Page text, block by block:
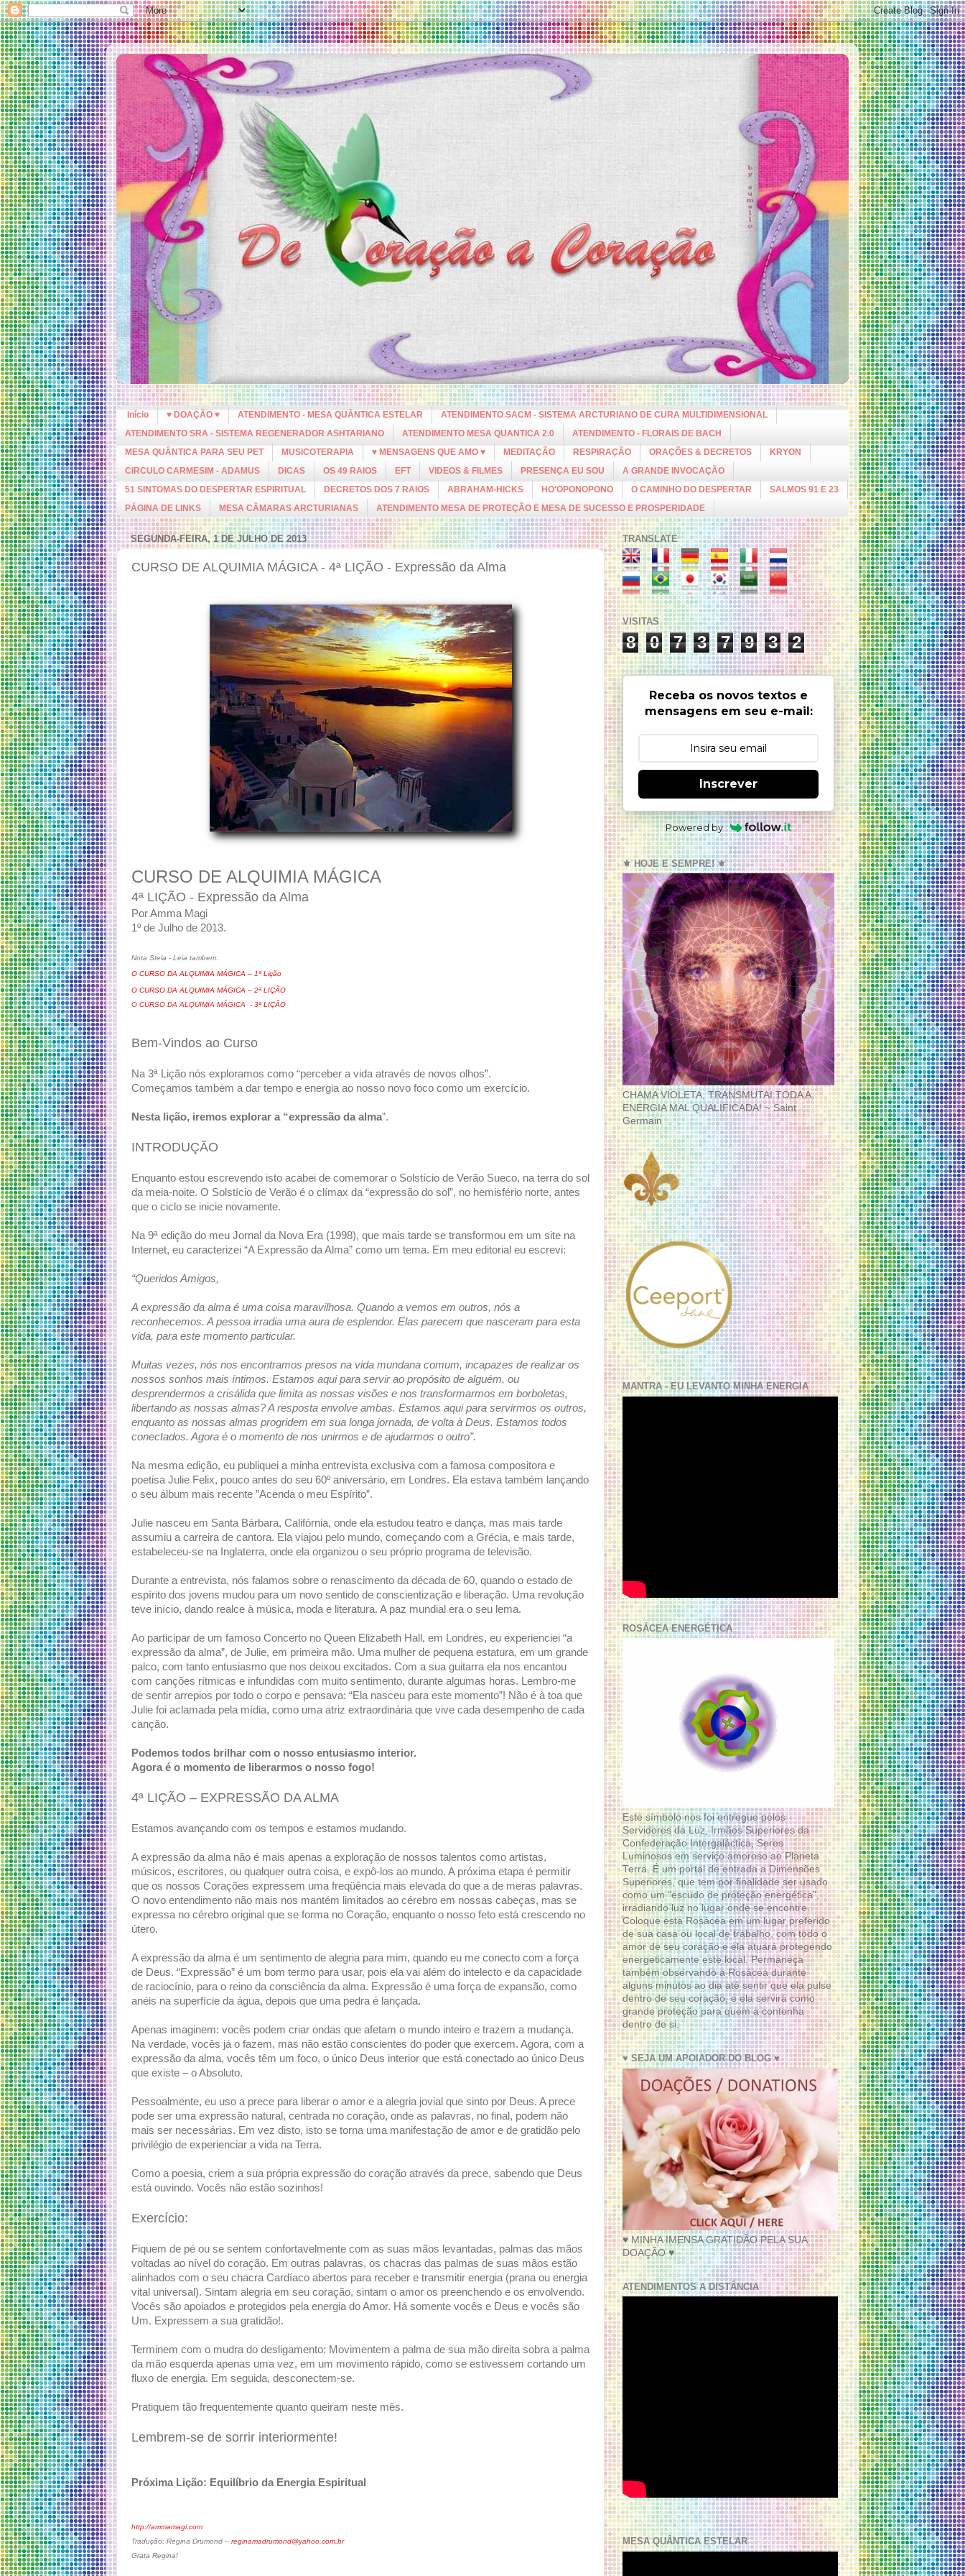
Início ♥ DOAÇÃO ♥ ATENDIMENTO - MESA QUÂNTICA ESTELAR
ATENDIMENTO SACM - SISTEMA ARCTURIANO DE CURA MULTIDIMENSIONAL
ATENDIMENTO SRA - SISTEMA REGENERADOR ASHTARIANO
ATENDIMENTO MESA QUANTICA 2.0
ATENDIMENTO - FLORAIS DE BACH
MESA QUÂNTICA PARA SEU PET
MUSICOTERAPIA ♥ MENSAGENS QUE AMO ♥ MEDITAÇÃO RESPIRAÇÃO ORAÇÕES & DECRETOS
KRYON
CIRCULO CARMESIM - ADAMUS
DICAS OS 49 RAIOS EFT VIDEOS & FILMES PRESENÇA EU SOU
A GRANDE INVOCAÇÃO
51 SINTOMAS DO DESPERTAR ESPIRITUAL
DECRETOS DOS 7 RAIOS ABRAHAM-HICKS HO'OPONOPONO O CAMINHO DO DESPERTAR
SALMOS 91 E 23
PÁGINA DE LINKS
MESA CÂMARAS ARCTURIANAS ATENDIMENTO MESA DE PROTEÇÃO E MESA DE SUCESSO E PROSPERIDADE
SEGUNDA-FEIRA, 1 DE JULHO DE 2013
CURSO DE ALQUIMIA MÁGICA - 4ª LIÇÃO - Expressão da Alma
CURSO DE ALQUIMIA MÁGICA
4ª LIÇÃO - Expressão da Alma
Por Amma Magi
1º de Julho de 2013.
Nota Stela - Leia tambem:
O CURSO DA ALQUIMIA MÁGICA – 1ª Lição
O CURSO DA ALQUIMIA MÁGICA – 2ª LIÇÃO
O CURSO DA ALQUIMIA MÁGICA - 3ª LIÇÃO
Bem-Vindos ao Curso
Na 3ª Lição nós exploramos como “perceber a vida através de novos olhos”.
Começamos também a dar tempo e energia ao nosso novo foco como um exercício.
Nesta lição, iremos explorar a “expressão da alma”.
INTRODUÇÃO
Enquanto estou escrevendo isto acabei de comemorar o Solstício de Verão Sueco, na terra do sol
da meia-noite. O Solstício de Verão é o clímax da “expressão do sol”, no hemisfério norte, antes
que o ciclo se inicie novamente.
Na 9ª edição do meu Jornal da Nova Era (1998), que mais tarde se transformou em um site na
Internet, eu caracterizei “A Expressão da Alma” como um tema. Em meu editorial eu escrevi:
“Queridos Amigos,
A expressão da alma é uma coisa maravilhosa. Quando a vemos em outros, nós a
reconhecemos. A pessoa irradia uma aura de esplendor. Elas parecem que nasceram para esta
vida, para este momento particular.
Muitas vezes, nós nos encontramos presos na vida mundana comum, incapazes de realizar os
nossos sonhos mais íntimos. Estamos aqui para servir ao propósito de alguém, ou
desprendermos a crisálida que limita as nossas visões e nos transformarmos em borboletas,
libertando as nossas almas? A resposta envolve ambas. Estamos aqui para servirmos os outros,
enquanto as nossas almas progridem em sua longa jornada, de volta à Deus. Estamos todos
conectados. Agora é o momento de nos unirmos e de ajudarmos o outro”.
Na mesma edição, eu publiquei a minha entrevista exclusiva com a famosa compositora e
poetisa Julie Felix, pouco antes do seu 60º aniversário, em Londres. Ela estava também lançando
o seu álbum mais recente ”Acenda o meu Espírito”.
Julie nasceu em Santa Bárbara, Califórnia, onde ela estudou teatro e dança, mas mais tarde
assumiu a carreira de cantora. Ela viajou pelo mundo, começando com a Grécia, e mais tarde,
estabeleceu-se na Inglaterra, onde ela organizou o seu próprio programa de televisão.
Durante a entrevista, nós falamos sobre o renascimento da década de 60, quando o estado de
espírito dos jovens mudou para um novo sentido de conscientização e liberação. Uma revolução
teve início, dando realce à música, moda e literatura. A paz mundial era o seu lema.
Ao participar de um famoso Concerto no Queen Elizabeth Hall, em Londres, eu experienciei “a
expressão da alma”, de Julie, em primeira mão. Uma mulher de pequena estatura, em um grande
palco, com tanto entusiasmo que nos deixou excitados. Com a sua guitarra ela nos encantou
com canções rítmicas e infundidas com muito sentimento, durante algumas horas. Lembro-me
de sentir arrepios por todo o corpo e pensava: “Ela nasceu para este momento”! Não é à toa que
Julie foi aclamada pela mídia, como uma atriz extraordinária que vive cada desempenho de cada
canção.
Podemos todos brilhar com o nosso entusiasmo interior.
Agora é o momento de liberarmos o nosso fogo!
4ª LIÇÃO – EXPRESSÃO DA ALMA
Estamos avançando com os tempos e estamos mudando.
A expressão da alma não é mais apenas a exploração de nossos talentos como artistas,
músicos, escritores, ou qualquer outra coisa, e expô-los ao mundo. A próxima etapa é permitir
que os nossos Corações expressem uma freqüência mais elevada do que a de meras palavras.
O novo entendimento não mais nos mantém limitados ao cérebro em nossas cabeças, mas se
expressa no cérebro original que se forma no Coração, enquanto o nosso feto está crescendo no
útero.
A expressão da alma é um sentimento de alegria para mim, quando eu me conecto com a força
de Deus. “Expressão” é um bom termo para usar, pois ela vai além do intelecto e da capacidade
de raciocínio, para o reino da consciência da alma. Expressão é uma força de expansão, como
anéis na superfície da água, depois que uma pedra é lançada.
Apenas imaginem: vocês podem criar ondas que afetam o mundo inteiro e trazem a mudança.
Na verdade, vocês já o fazem, mas não estão conscientes do poder que exercem. Agora, com a
expressão da alma, vocês têm um foco, o único Deus interior que está conectado ao único Deus
que existe – o Absoluto.
Pessoalmente, eu uso a prece para liberar o amor e a alegria jovial que sinto por Deus. A prece
pode ser uma expressão natural, centrada no coração, onde as palavras, no final, podem não
mais ser necessárias. Em vez disto, isto se torna uma manifestação de amor e de gratidão pelo
privilégio de experienciar a vida na Terra.
Como a poesia, criem a sua própria expressão do coração através da prece, sabendo que Deus
está ouvindo. Vocês não estão sozinhos!
Exercício:
Fiquem de pé ou se sentem confortavelmente com as suas mãos levantadas, palmas das mãos
voltadas ao nível do coração. Em outras palavras, os chacras das palmas de suas mãos estão
alinhados com o seu chacra Cardíaco abertos para receber e transmitir energia (prana ou energia
vital universal). Sintam alegria em seu coração, sintam o amor os preenchendo e os envolvendo.
Vocês são apoiados e protegidos pela energia do Amor. Há somente vocês e Deus e vocês são
Um. Expressem a sua gratidão!.
Terminem com o mudra do desligamento: Movimentem a palma de sua mão direita sobra a palma
da mão esquerda apenas uma vez, em um movimento rápido, como se estivessem cortando um
fluxo de energia. Em seguida, desconectem-se.
Pratiquem tão frequentemente quanto queiram neste mês.
Lembrem-se de sorrir interiormente!
Próxima Lição: Equilíbrio da Energia Espiritual
http://ammamagi.com
Tradução: Regina Drumond – reginamadrumond@yahoo.com.br
Grata Regina!
TRANSLATE
VISITAS
8 0 7 3 7 9 3 2
Receba os novos textos e
mensagens em seu e-mail:
Inscrever
Powered by
⚜️ HOJE E SEMPRE! ⚜️
CHAMA VIOLETA, TRANSMUTAI TODA A
ENERGIA MAL QUALIFICADA! ~ Saint
Germain
MANTRA - EU LEVANTO MINHA ENERGIA
ROSÁCEA ENERGÉTICA
Este símbolo nos foi entregue pelos
Servidores da Luz, Irmãos Superiores da
Confederação Intergaláctica, Seres
Luminosos em serviço amoroso ao Planeta
Terra. É um portal de entrada a Dimensões
Superiores, que tem por finalidade ser usado
como um “escudo de proteção energética”,
irradiando luz no lugar onde se encontre.
Coloque esta Rosácea em um lugar preferido
de sua casa ou local de trabalho, com todo o
amor de seu coração e ela atuará protegendo
energeticamente este local. Permaneça
também observando a Rosácea durante
alguns minutos ao dia até sentir que ela pulse
dentro de seu coração, e ela servirá como
grande proteção para quem a contenha
dentro de si.
♥ SEJA UM APOIADOR DO BLOG ♥
♥ MINHA IMENSA GRATIDÃO PELA SUA
DOAÇÃO ♥
ATENDIMENTOS A DISTÂNCIA
MESA QUÂNTICA ESTELAR